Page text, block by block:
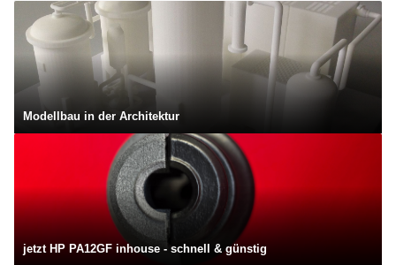
Modellbau in der Architektur
jetzt HP PA12GF inhouse - schnell & günstig